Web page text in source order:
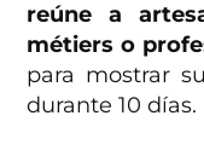
reúne a
métiers o
para mostrar
durante 10 días.